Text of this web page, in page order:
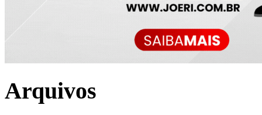
Arquivos